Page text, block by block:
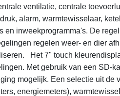
ventilatie, centrale
alarm, warmtewisselaar,
en inweekprogramma's. De
regelen weer- en dier
Het 7" touch
Met gebruik van een SD-
mogelijk. Een selectie uit de
energiemeters),